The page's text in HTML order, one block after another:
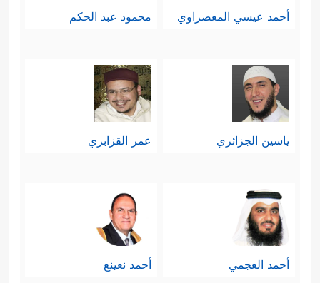
أحمد عيسي المعصراوي محمود عبد الحكم
ياسين الجزائري عمر القزابري
أحمد العجمي أحمد نعينع